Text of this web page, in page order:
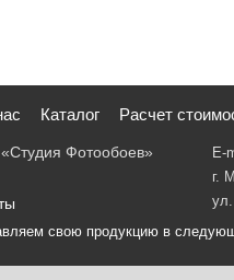
Каталог Расчет
«Студия Фотообоев»
E-
г.
свою продукцию в